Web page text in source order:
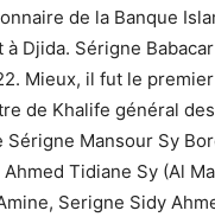
de la Banque
Djida. Sérigne
Mieux, il fut le
de Khalife général
Sérigne Mansour Sy
Tidiane Sy (Al
Serigne Sidy